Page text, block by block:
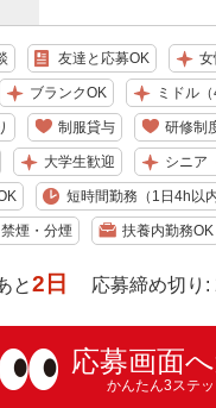
友達と応募OK 女
ブランクOK ミドル
制服貸与 研修制
大学生歓迎 シニア
短時間勤務（1日4h以
禁煙・分煙 扶養内勤務OK
と2日 応募締め切り:
応募画面
かんたん3ステッ